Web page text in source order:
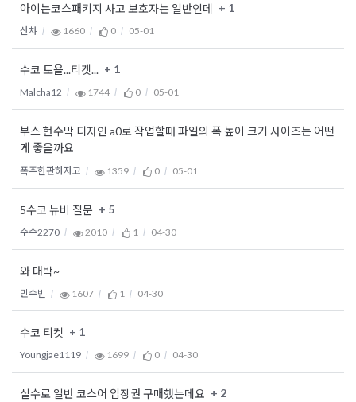
아이는코스패키지 사고 보호자는 일반인데 + 1
산챠 1660 0 05-01
수코 토욜...티켓... + 1
Malcha12 1744 0 05-01
부스 현수막 디자인 a0로 작업할때 파일의 폭 높이 크기 사이즈는 어떤
게 좋을까요
폭주한판하자고 1359 0 05-01
5수코 뉴비 질문 + 5
수수2270 2010 1 04-30
와 대박~
민수빈 1607 1 04-30
수코 티켓 + 1
Youngjae1119 1699 0 04-30
실수로 일반 코스어 입장권 구매했는데요 + 2